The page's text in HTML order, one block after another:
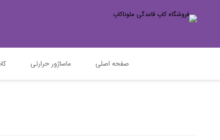
صفحه اصلی ماساژور حرارتی